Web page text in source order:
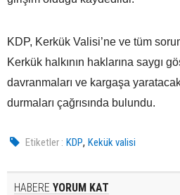
KDP, Kerkük Valisi’ne ve tüm
Kerkük halkının haklarına saygı
davranmaları ve kargaşa
durmaları çağrısında bulundu.
Etiketler : KDP,Kekük valisi
HABERE YORUM KAT